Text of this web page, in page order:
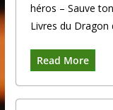
héros – Sauve
Livres du Dragon
Read More